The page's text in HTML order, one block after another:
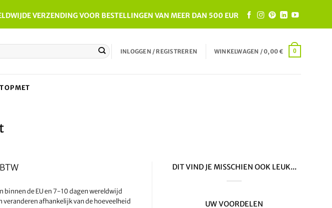
VERZENDING VOOR BESTELLINGEN VAN MEER DAN 500 EUR
INLOGGEN / REGISTREREN WINKELWAGEN /0,00€ 0
OP MET
binnen de EU en 7-10 dagen wereldwijd
afhankelijk van de hoeveelheid
DIT VIND JE MISSCHIEN OOK LEUK...
UW VOORDELEN